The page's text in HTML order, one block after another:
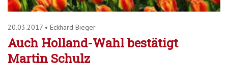
20.03.2017 • Eckhard Bieger
Auch Holland-Wahl bestätigt
Martin Schulz